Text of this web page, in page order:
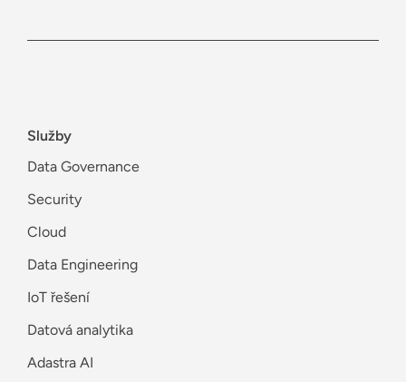
Služby
Data Governance
Security
Cloud
Data Engineering
IoT řešení
Datová analytika
Adastra AI